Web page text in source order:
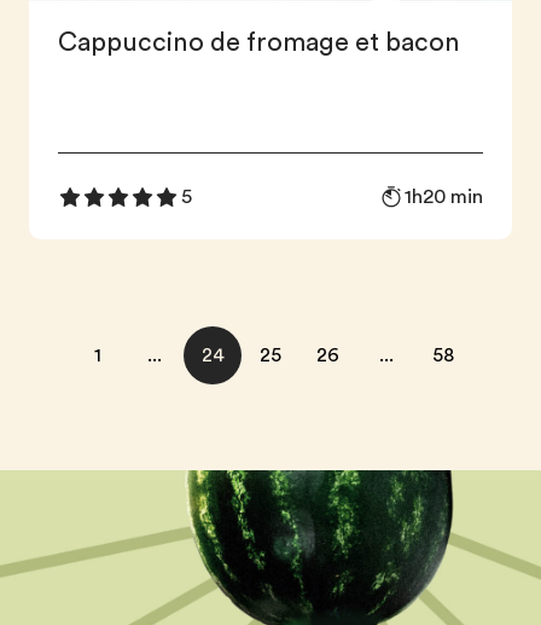
Cappuccino de fromage et bacon
5 1h20 min
1 ... 24 25 26 ... 58